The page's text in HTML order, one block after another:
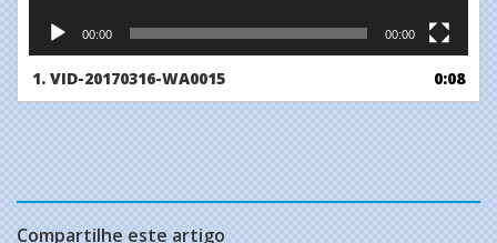
00:00 00:00
1. VID-20170316-WA0015 0:08
Compartilhe este artigo